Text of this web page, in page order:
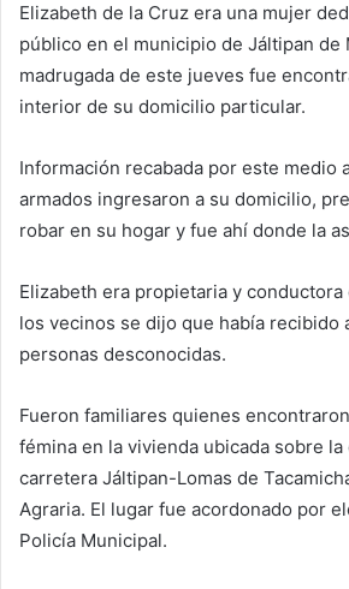
Elizabeth de la Cruz era una mujer
público en el municipio de Jáltipan de
madrugada de este jueves fue
interior de su domicilio particular.
Información recabada por este medio
armados ingresaron a su domicilio,
robar en su hogar y fue ahí donde la
Elizabeth era propietaria y
los vecinos se dijo que había recibido
personas desconocidas.
Fueron familiares quienes
fémina en la vivienda ubicada sobre
carretera Jáltipan-Lomas de
Agraria. El lugar fue acordonado por
Policía Municipal.